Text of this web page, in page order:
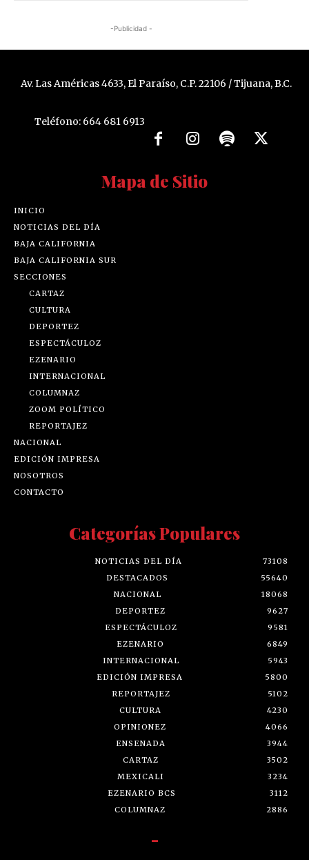
-Publicidad -
Av. Las Américas 4633, El Paraíso, C.P. 22106 / Tijuana, B.C.
Teléfono: 664 681 6913
Mapa de Sitio
INICIO
NOTICIAS DEL DÍA
BAJA CALIFORNIA
BAJA CALIFORNIA SUR
SECCIONES
CARTAZ
CULTURA
DEPORTEZ
ESPECTÁCULOZ
EZENARIO
INTERNACIONAL
COLUMNAZ
ZOOM POLÍTICO
REPORTAJEZ
NACIONAL
EDICIÓN IMPRESA
NOSOTROS
CONTACTO
Categorías Populares
NOTICIAS DEL DÍA
73108
DESTACADOS
55640
NACIONAL
18068
DEPORTEZ
9627
ESPECTÁCULOZ
9581
EZENARIO
6849
INTERNACIONAL
5943
EDICIÓN IMPRESA
5800
REPORTAJEZ
5102
CULTURA
4230
OPINIONEZ
4066
ENSENADA
3944
CARTAZ
3502
MEXICALI
3234
EZENARIO BCS
3112
COLUMNAZ
2886
-